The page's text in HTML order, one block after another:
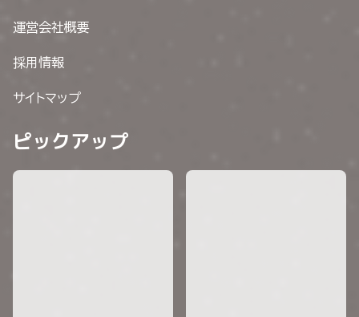
運営会社概要
採用情報
サイトマップ
ピックアップ